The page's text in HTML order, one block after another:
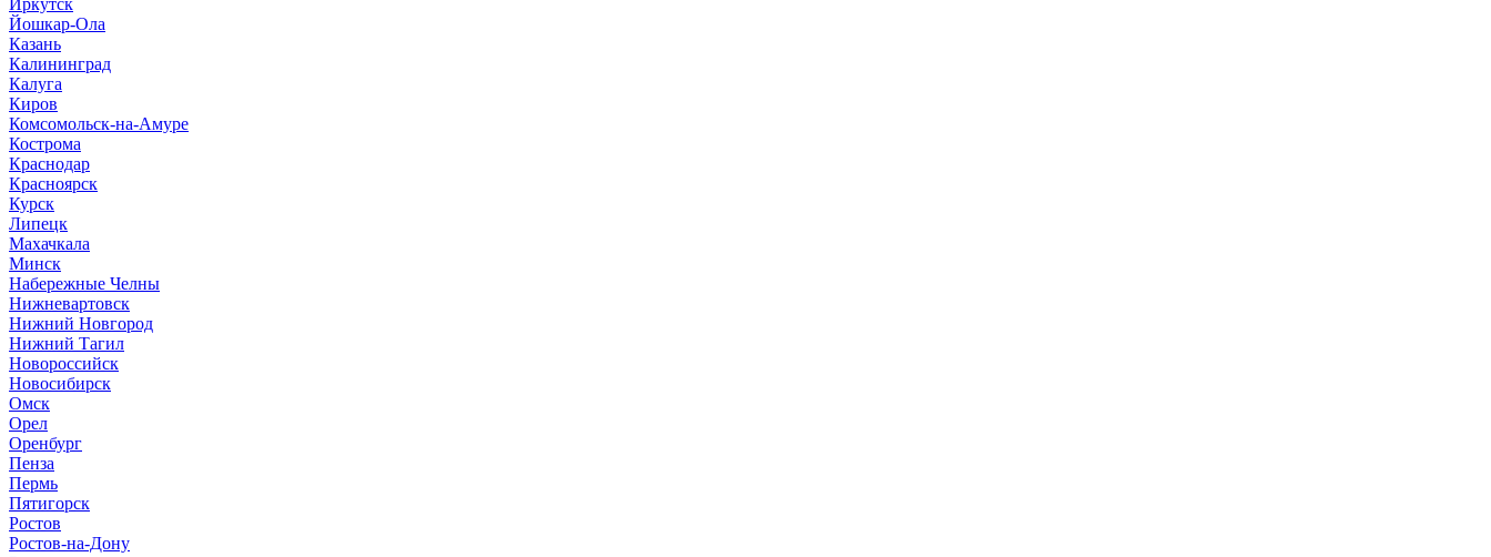
Иркутск
Йошкар-Ола
Казань
Калининград
Калуга
Киров
Комсомольск-на-Амуре
Кострома
Краснодар
Красноярск
Курск
Липецк
Махачкала
Минск
Набережные Челны
Нижневартовск
Нижний Новгород
Нижний Тагил
Новороссийск
Новосибирск
Омск
Орел
Оренбург
Пенза
Пермь
Пятигорск
Ростов
Ростов-на-Дону